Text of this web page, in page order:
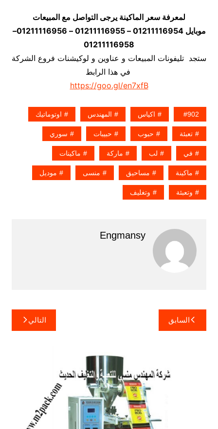
لمعرفة سعر الماكينة يرجى التواصل مع المبيعات
موبايل 01211116954 – 01211116955 – 01211116956–
01211116958
ستجد تليفونات المبيعات و عناوين و لوكيشنات فروع الشركة
في هذا الرابط
https://goo.gl/en7xfB
902 اكياس المهندس اوتوماتيك
تعبئة حبوب حبيبات سوري
في لب ماركة ماكينات
ماكينة مساحيق منسى موديل
وتعبئة وتغليف
Engmansy
تصفّح
المقالات
السابق التالي